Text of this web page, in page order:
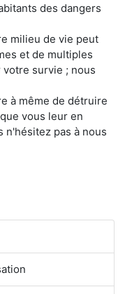
des dangers
milieu de vie peut
et de multiples
survie ; nous
à même de détruire
vous leur en
n'hésitez pas à nous